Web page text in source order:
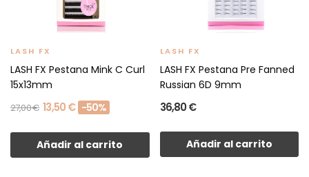
LASH FX
LASH FX Pestana Mink C Curl
15x13mm
27,00 € 13,50 € -50%
Añadir al carrito
LASH FX
LASH FX Pestana Pre Fanned
Russian 6D 9mm
36,80 €
Añadir al carrito